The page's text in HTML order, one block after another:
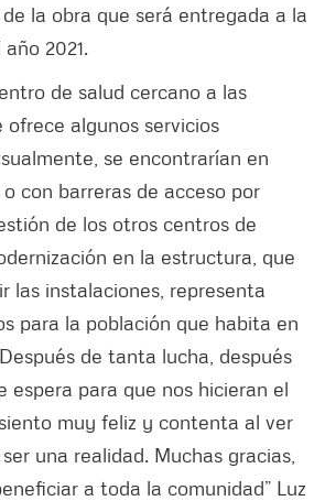
la obra que será entregada a la
2021.
de salud cercano a las
ofrece algunos servicios
se encontrarían en
con barreras de acceso por
de los otros centros de
en la estructura, que
las instalaciones, representa
para la población que habita en
de tanta lucha, después
espera para que nos hicieran el
muy feliz y contenta al ver
una realidad. Muchas gracias,
a toda la comunidad” Luz